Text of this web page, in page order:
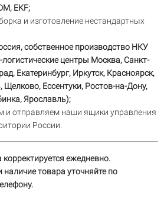
EKF;
и изготовление нестандартных
собственное производство НКУ
центры Москва, Санкт-
Екатеринбург, Иркутск, Красноярск,
Ессентуки, Ростов-на-Дону,
Ярославль);
и отправляем наши ящики управления
России.
ежедневно.
товара уточняйте по